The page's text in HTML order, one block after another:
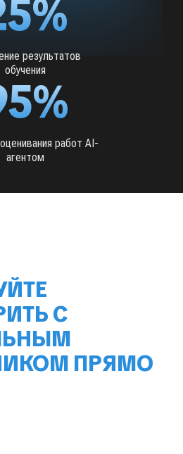
результатов
обучения
работ AI-
агентом
С
ПРЯМО